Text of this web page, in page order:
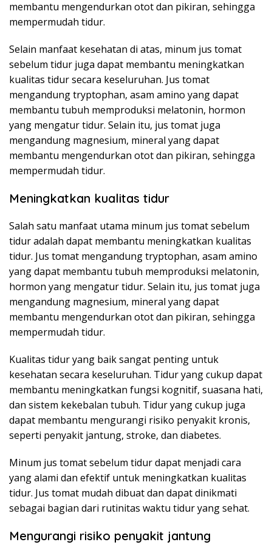
membantu mengendurkan otot dan pikiran, sehingga
mempermudah tidur.
Selain manfaat kesehatan di atas, minum jus tomat
sebelum tidur juga dapat membantu meningkatkan
kualitas tidur secara keseluruhan. Jus tomat
mengandung tryptophan, asam amino yang dapat
membantu tubuh memproduksi melatonin, hormon
yang mengatur tidur. Selain itu, jus tomat juga
mengandung magnesium, mineral yang dapat
membantu mengendurkan otot dan pikiran, sehingga
mempermudah tidur.
Meningkatkan kualitas tidur
Salah satu manfaat utama minum jus tomat sebelum
tidur adalah dapat membantu meningkatkan kualitas
tidur. Jus tomat mengandung tryptophan, asam amino
yang dapat membantu tubuh memproduksi melatonin,
hormon yang mengatur tidur. Selain itu, jus tomat juga
mengandung magnesium, mineral yang dapat
membantu mengendurkan otot dan pikiran, sehingga
mempermudah tidur.
Kualitas tidur yang baik sangat penting untuk
kesehatan secara keseluruhan. Tidur yang cukup dapat
membantu meningkatkan fungsi kognitif, suasana hati,
dan sistem kekebalan tubuh. Tidur yang cukup juga
dapat membantu mengurangi risiko penyakit kronis,
seperti penyakit jantung, stroke, dan diabetes.
Minum jus tomat sebelum tidur dapat menjadi cara
yang alami dan efektif untuk meningkatkan kualitas
tidur. Jus tomat mudah dibuat dan dapat dinikmati
sebagai bagian dari rutinitas waktu tidur yang sehat.
Mengurangi risiko penyakit jantung